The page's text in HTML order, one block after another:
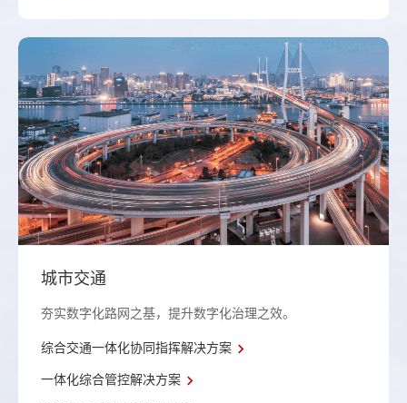
城市交通
夯实数字化路网之基，提升数字化治理之效。
综合交通一体化协同指挥解决方案
一体化综合管控解决方案